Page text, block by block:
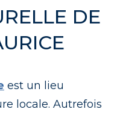
DE
est un lieu
locale. Autrefois